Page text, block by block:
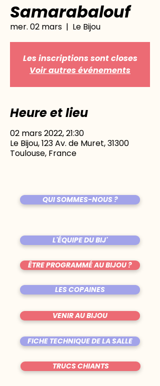
Samarabalouf
mer. 02 mars
  |
Le Bijou
Les inscriptions sont closes
Voir autres événements
Heure et lieu
02 mars 2022, 21:30
Le Bijou, 123 Av. de Muret, 31300
Toulouse, France
QUI SOMMES-NOUS ?
L'ÉQUIPE DU BIJ'
ÊTRE PROGRAMMÉ AU BIJOU ?
LES COPAINES
VENIR AU BIJOU
FICHE TECHNIQUE DE LA SALLE
TRUCS CHIANTS